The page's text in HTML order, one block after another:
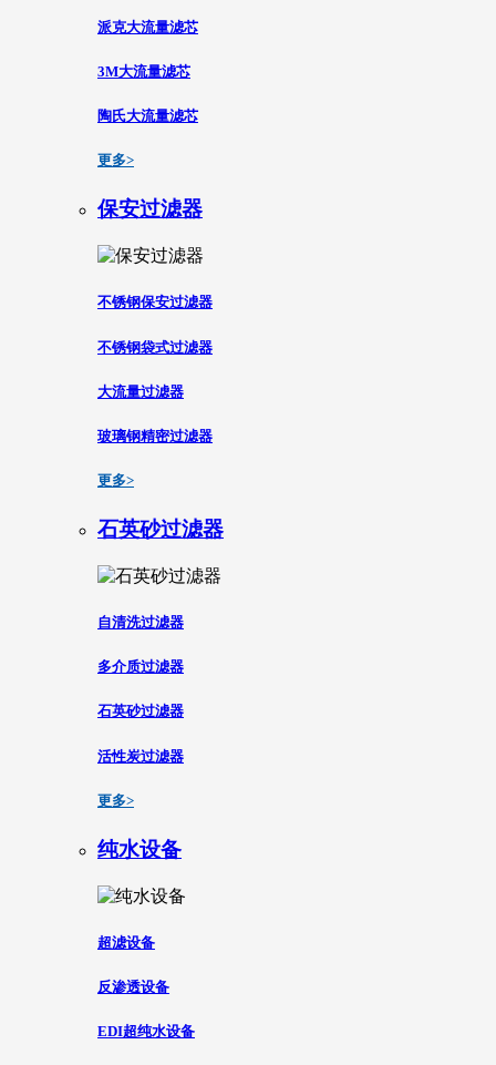
派克大流量滤芯
3M大流量滤芯
陶氏大流量滤芯
更多>
保安过滤器
不锈钢保安过滤器
不锈钢袋式过滤器
大流量过滤器
玻璃钢精密过滤器
更多>
石英砂过滤器
自清洗过滤器
多介质过滤器
石英砂过滤器
活性炭过滤器
更多>
纯水设备
超滤设备
反渗透设备
EDI超纯水设备